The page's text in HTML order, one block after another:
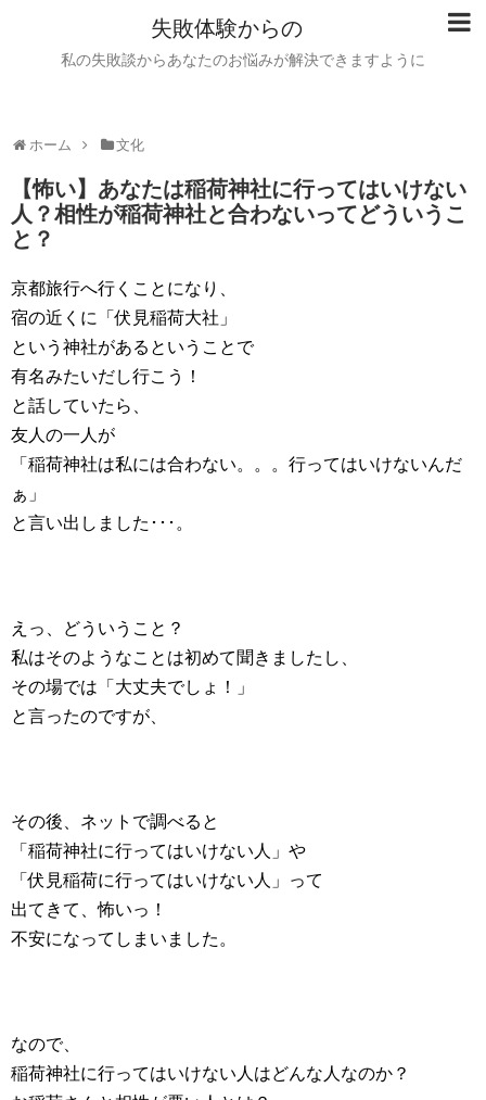
失敗体験からの
私の失敗談からあなたのお悩みが解決できますように
ホーム 文化
【怖い】あなたは稲荷神社に行ってはいけない
人？相性が稲荷神社と合わないってどういうこ
と？
京都旅行へ行くことになり、
宿の近くに「伏見稲荷大社」
という神社があるということで
有名みたいだし行こう！
と話していたら、
友人の一人が
「稲荷神社は私には合わない。。。行ってはいけないんだ
ぁ」
と言い出しました･･･。
えっ、どういうこと？
私はそのようなことは初めて聞きましたし、
その場では「大丈夫でしょ！」
と言ったのですが、
その後、ネットで調べると
「稲荷神社に行ってはいけない人」や
「伏見稲荷に行ってはいけない人」って
出てきて、怖いっ！
不安になってしまいました。
なので、
稲荷神社に行ってはいけない人はどんな人なのか？